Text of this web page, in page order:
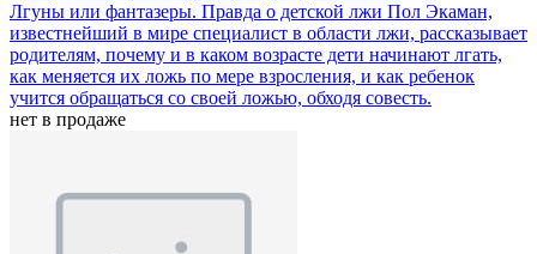
Лгуны или фантазеры. Правда о детской лжи Пол Экаман,
известнейший в мире специалист в области лжи, рассказывает
родителям, почему и в каком возрасте дети начинают лгать,
как меняется их ложь по мере взросления, и как ребенок
учится обращаться со своей ложью, обходя совесть.
нет в продаже